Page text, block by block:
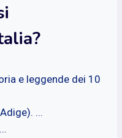
e leggende dei 10
...